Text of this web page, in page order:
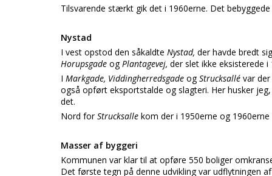
Tilsvarende stærkt gik det i 1960erne. Det
Nystad
I vest opstod den såkaldte Nystad, der havde bredt
Horupsgade ogPlantagevej, der slet ikke eksisterede i
I Markgade, Viddingherredsgade ogStrucksallé var
også opført eksportstalde og slagteri. Her husker
det.
Nord forStrucksalle kom der i 1950erne og
Masser af byggeri
Kommunen var klar til at opføre 550 boliger
Det første tegn på denne udvikling var udflytningen